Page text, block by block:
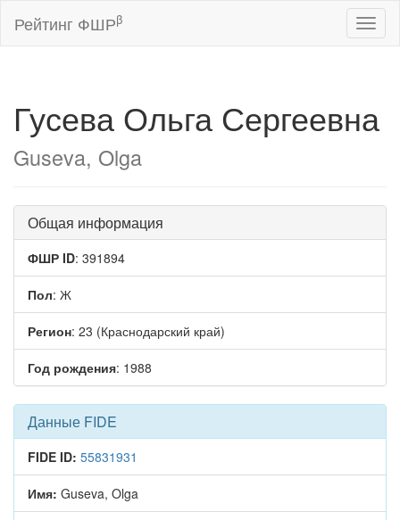
Рейтинг ФШРβ
Гусева Ольга Сергеевна
Guseva, Olga
Общая информация
ФШР ID: 391894
Пол: Ж
Регион: 23 (Краснодарский край)
Год рождения: 1988
Данные FIDE
FIDE ID: 55831931
Имя: Guseva, Olga